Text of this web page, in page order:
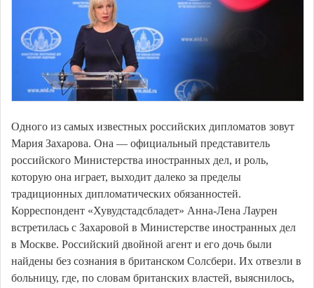
Одного из самых известных российских дипломатов зовут
Мария Захарова. Она — официальный представитель
российского Министерства иностранных дел, и роль,
которую она играет, выходит далеко за пределы
традиционных дипломатических обязанностей.
Корреспондент «Хувудстадсбладет» Анна-Лена Лаурен
встретилась с Захаровой в Министерстве иностранных дел
в Москве. Российский двойной агент и его дочь были
найдены без сознания в британском Солсбери. Их отвезли в
больницу, где, по словам британских властей, выяснилось,